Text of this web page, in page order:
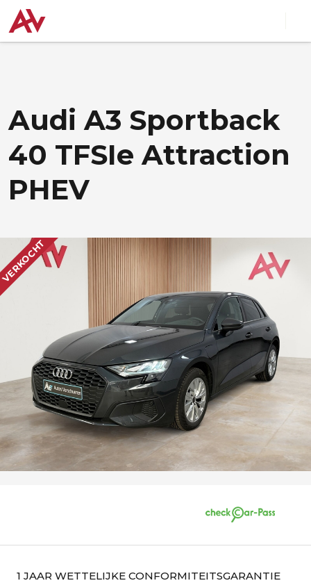
Audi A3 Sportback
40 TFSIe Attraction
PHEV
VERKOCHT
1 JAAR WETTELIJKE CONFORMITEITSGARANTIE